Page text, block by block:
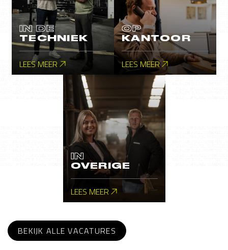
IN DE
TECHNIEK
LEES MEER
OP
KANTOOR
LEES MEER
IN
OVERIGE
LEES MEER
BEKIJK ALLE VACATURES